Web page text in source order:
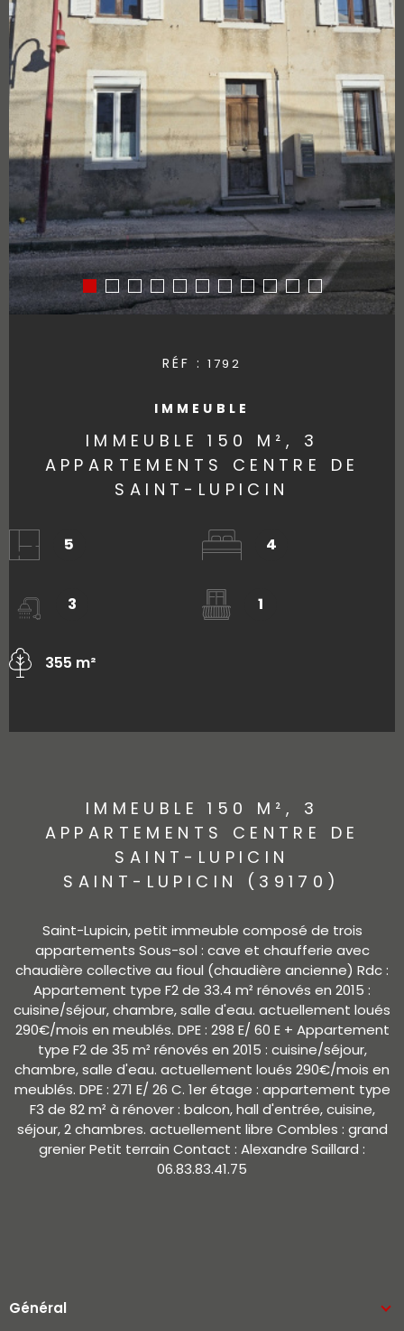
RÉF :1792
IMMEUBLE
IMMEUBLE 150 M², 3
APPARTEMENTS CENTRE DE
SAINT-LUPICIN
5 4
3 1
355 m²
IMMEUBLE 150 M², 3
APPARTEMENTS CENTRE DE
SAINT-LUPICIN
SAINT-LUPICIN (39170)
Saint-Lupicin, petit immeuble composé de trois
appartements Sous-sol : cave et chaufferie avec
chaudière collective au fioul (chaudière ancienne) Rdc :
Appartement type F2 de 33.4 m² rénovés en 2015 :
cuisine/séjour, chambre, salle d'eau. actuellement loués
290€/mois en meublés. DPE : 298 E/ 60 E + Appartement
type F2 de 35 m² rénovés en 2015 : cuisine/séjour,
chambre, salle d'eau. actuellement loués 290€/mois en
meublés. DPE : 271 E/ 26 C. 1er étage : appartement type
F3 de 82 m² à rénover : balcon, hall d'entrée, cuisine,
séjour, 2 chambres. actuellement libre Combles : grand
grenier Petit terrain Contact : Alexandre Saillard :
06.83.83.41.75
Général